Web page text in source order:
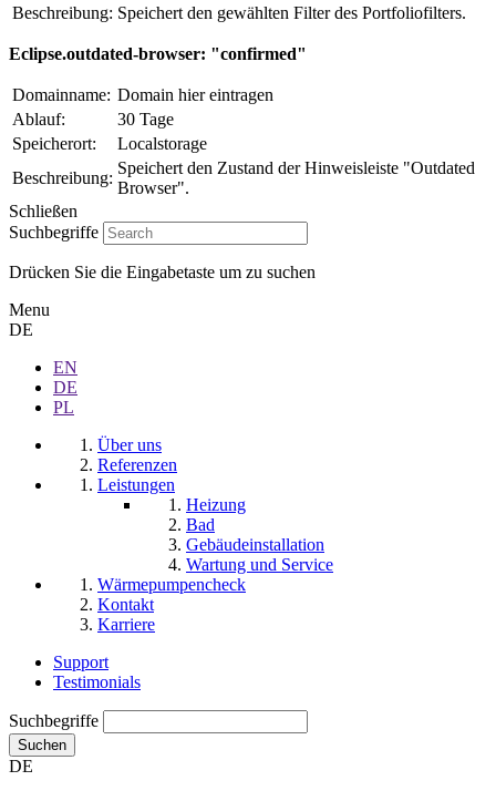
Beschreibung: Speichert den gewählten Filter des Portfoliofilters.
Eclipse.outdated-browser: "confirmed"
Domainname: Domain hier eintragen
Ablauf:
30 Tage
Speicherort:
Localstorage
Beschreibung:
Speichert den Zustand der Hinweisleiste "Outdated
Browser".
Schließen
Suchbegriffe
Drücken Sie die Eingabetaste um zu suchen
Menu
DE
EN
DE
PL
Über uns
Referenzen
Leistungen
Heizung
Bad
Gebäudeinstallation
Wartung und Service
Wärmepumpencheck
Kontakt
Karriere
Support
Testimonials
Suchbegriffe
Suchen
DE